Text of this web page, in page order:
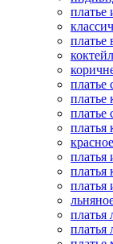
платье
платье
платье
платье
платье
платья
платья
платья
платья
платья